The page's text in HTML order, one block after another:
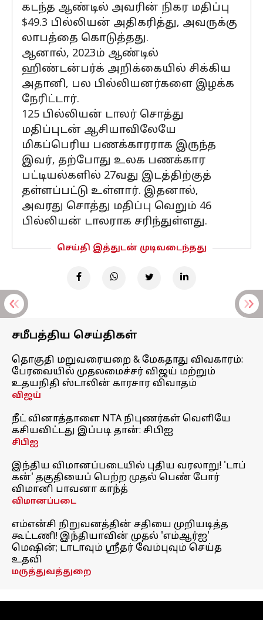
கடந்த ஆண்டில் அவரின் நிகர மதிப்பு
$49.3 பில்லியன் அதிகரித்து, அவருக்கு
லாபத்தை கொடுத்தது.
ஆனால், 2023ம் ஆண்டில்
ஹிண்டன்பர்க் அறிக்கையில் சிக்கிய
அதானி, பல பில்லியனர்களை இழக்க
நேரிட்டார்.
125 பில்லியன் டாலர் சொத்து
மதிப்புடன் ஆசியாவிலேயே
மிகப்பெரிய பணக்காரராக இருந்த
இவர், தற்போது உலக பணக்கார
பட்டியல்களில் 27வது இடத்திற்குத்
தள்ளப்பட்டு உள்ளார். இதனால்,
அவரது சொத்து மதிப்பு வெறும் 46
பில்லியன் டாலராக சரிந்துள்ளது.
செய்தி இத்துடன் முடிவடைந்தது
சமீபத்திய செய்திகள்
தொகுதி மறுவரையறை & மேகதாது விவகாரம்:
பேரவையில் முதலமைச்சர் விஜய் மற்றும்
உதயநிதி ஸ்டாலின் காரசார விவாதம்
விஜய்
நீட் வினாத்தாளை NTA நிபுணர்கள் வெளியே
கசியவிட்டது இப்படி தான்: சிபிஐ
சிபிஐ
இந்திய விமானப்படையில் புதிய வரலாறு! 'டாப்
கன்' தகுதியைப் பெற்ற முதல் பெண் போர்
விமானி பாவனா காந்த்
விமானப்படை
எம்என்சி நிறுவனத்தின் சதியை முறியடித்த
கூட்டணி! இந்தியாவின் முதல் 'எம்ஆர்ஐ'
மெஷின்; டாடாவும் ஸ்ரீதர் வேம்புவும் செய்த
உதவி
மருத்துவத்துறை